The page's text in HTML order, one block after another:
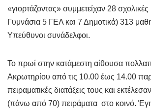
«γιορτάζοντας» συμμετείχαν 28
Γυμνάσια 5 ΓΕΛ και 7 Δημοτικά) 313
Υπεύθυνοι συνάδελφοι.
Το πρωί στην κατάμεστη αίθουσα
Ακρωτηρίου από τις 10.00 έως 14.00
πειραματικές διατάξεις τους και
(πάνω από 70) πειράματα στο κοινό.